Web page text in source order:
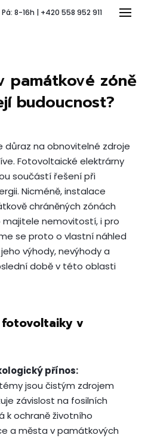
Menu
8-16h | +420 558 952 911
památkové zóně
budoucnost?
důraz na obnovitelné zdroje
Fotovoltaické elektrárny
součástí řešení při
Nicméně, instalace
chráněných zónách
majitele nemovitostí, i pro
se proto o vlastní náhled
výhody, nevýhody a
době v této oblasti
v
přínos:
jsou čistým zdrojem
závislost na fosilních
k ochraně životního
a města v památkových